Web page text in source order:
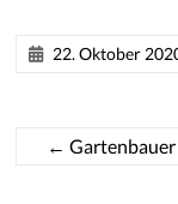
22. Oktober
←